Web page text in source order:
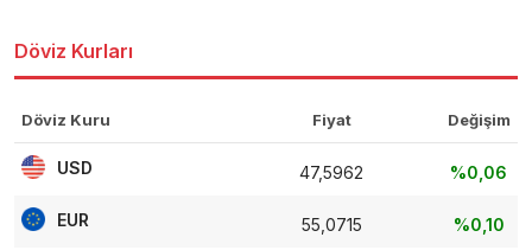
Döviz Kurları
Döviz Kuru Fiyat Değişim
USD 47,5962 %0,06
EUR 55,0715 %0,10